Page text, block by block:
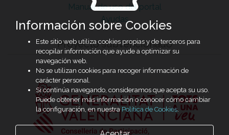
Manual de uso del portal
Ayudas
Proyecto subvencionado
Información sobre Cookies
Este sitio web utiliza cookies propias y de terceros para
recopilar información que ayude a optimizar su
navegación web.
No se utilizan cookies para recoger información de
carácter personal.
Si continúa navegando, consideramos que acepta su uso.
Puede obtener más información o conocer cómo cambiar
la configuración, en nuestra Política de Cookies.